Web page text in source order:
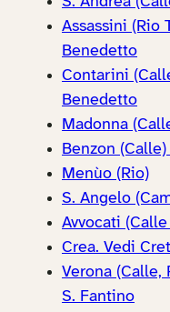
Assassini (Rio
Benedetto
Contarini
Benedetto
Madonna
Benzon
Menùo (Rio)
S. Angelo
Avvocati
Crea. Vedi
Verona (Calle,
S. Fantino